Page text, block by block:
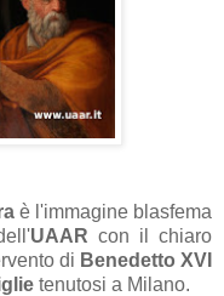
è l'immagine blasfema
UAAR con il chiaro
di Benedetto XVI
tenutosi a Milano.